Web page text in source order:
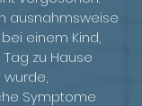
ausnahmsweise
einem Kind,
zu Hause
Symptome